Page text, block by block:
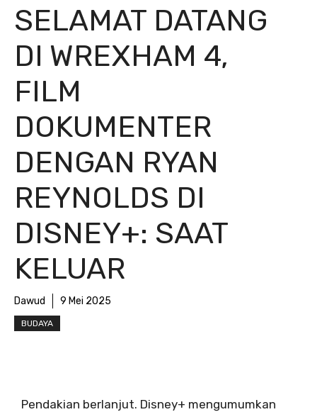
SELAMAT DATANG
DI WREXHAM 4,
FILM
DOKUMENTER
DENGAN RYAN
REYNOLDS DI
DISNEY+: SAAT
KELUAR
Dawud 9 Mei 2025
BUDAYA
Pendakian berlanjut. Disney+ mengumumkan